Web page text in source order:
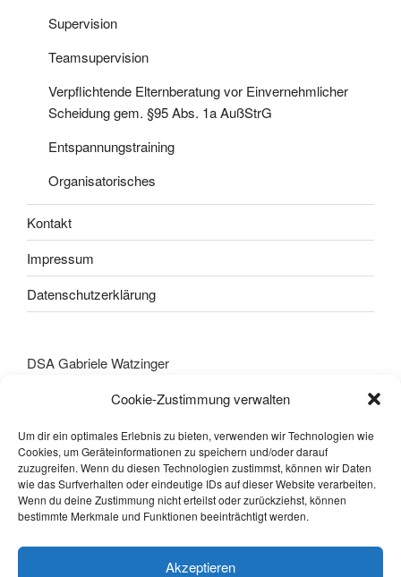
Cookie-Zustimmung verwalten
Um dir ein optimales Erlebnis zu bieten, verwenden wir Technologien wie
Cookies, um Geräteinformationen zu speichern und/oder darauf
zuzugreifen. Wenn du diesen Technologien zustimmst, können wir Daten
wie das Surfverhalten oder eindeutige IDs auf dieser Website verarbeiten.
Wenn du deine Zustimmung nicht erteilst oder zurückziehst, können
bestimmte Merkmale und Funktionen beeinträchtigt werden.
Akzeptieren
Supervision
Teamsupervision
Verpflichtende Elternberatung vor Einvernehmlicher
Scheidung gem. §95 Abs. 1a AußStrG
Entspannungstraining
Organisatorisches
Kontakt
Impressum
Datenschutzerklärung
DSA Gabriele Watzinger
office@psychotherapie-watzinger.at
www.psychotherapie-watzinger.at